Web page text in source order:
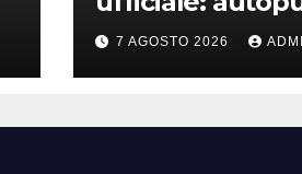
in tempo reale
speciale design
tessuto
7 AGOSTO 2026